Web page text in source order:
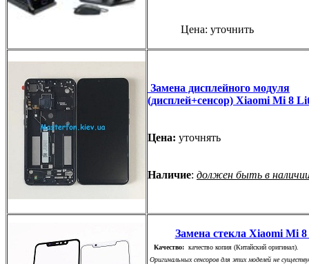
Цена: уточнить
Замена дисплейного модуля
(дисплей+сенсор) Xiaomi Mi 8
Цена: уточнять
Наличие: должен быть в
Замена стекла Xiaomi Mi
Качество: качество копия (Китайский оригинал).
Оригинальных сенсоров для этих моделей не